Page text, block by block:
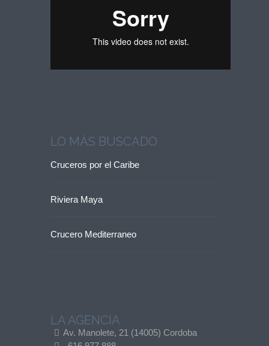
LO MÁS BUSCADO
Cruceros por el Caribe
Riviera Maya
Crucero Mediterraneo
LA AGENCIA
Av. Manolete, 21 (14005) Cordoba